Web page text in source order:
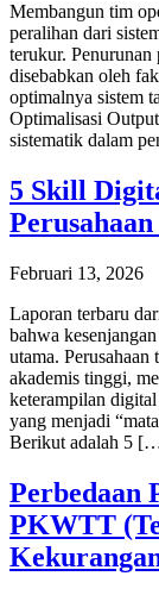
Membangun tim
peralihan dari
terukur.
disebabkan oleh
optimalnya sistem
Optimalisasi
sistematik dalam
5 Skill
Februari 13, 2026
Laporan terbaru
bahwa
utama.
akademis tinggi,
keterampilan
yang menjadi
Berikut adalah 5
Perbedaan
PKWTT